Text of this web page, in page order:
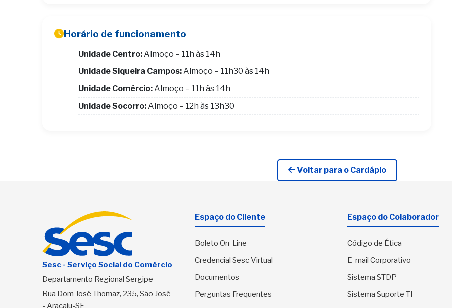
Horário de funcionamento
Unidade Centro: Almoço – 11h às 14h
Unidade Siqueira Campos:Almoço – 11h30 às 14h
Unidade Comércio:Almoço – 11h às 14h
Unidade Socorro: Almoço – 12h às 13h30
Voltar para o Cardápio
Sesc - Serviço Social do Comércio
Departamento Regional Sergipe
Rua Dom José Thomaz, 235, São José
Espaço do Cliente
Boleto On-Line
Credencial Sesc Virtual
Documentos
Perguntas Frequentes
Espaço do Colaborador
Código de Ética
E-mail Corporativo
Sistema STDP
Sistema Suporte TI